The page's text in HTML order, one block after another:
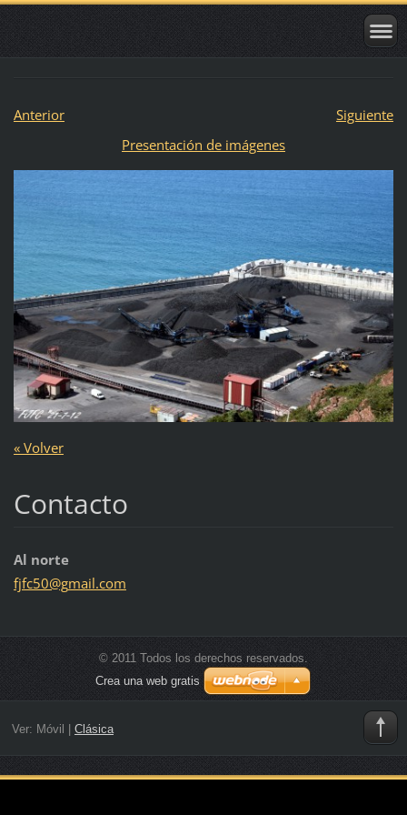
Anterior
Siguiente
Presentación de imágenes
« Volver
Contacto
Al norte
fjfc50@gmail.com
© 2011 Todos los derechos reservados.
Crea una web gratis
Ver: Móvil Clásica